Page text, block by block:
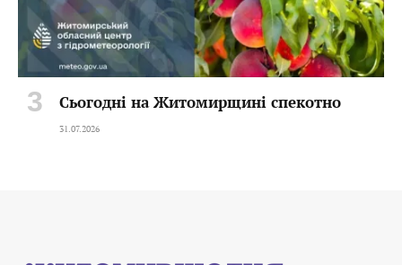
Сьогодні на Житомирщині спекотно
31.07.2026